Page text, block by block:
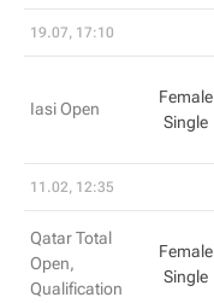
19.07, 17:10
Iasi Open
Female
Single
11.02, 12:35
Qatar Total
Open,
Qualification
Female
Single